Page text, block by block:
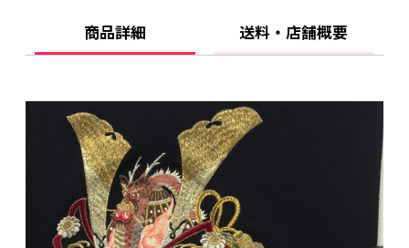
投稿日：2022年05月18日
金糸が豪華で迫力あり
孫の初節句に購入しました。 ブルー系のアクセ
ントが効いて素敵な仕上がりでした。 名前の金
糸の刺繍は太さも十分で迫力あります。 飾るに
商品詳細 送料・店舗概要